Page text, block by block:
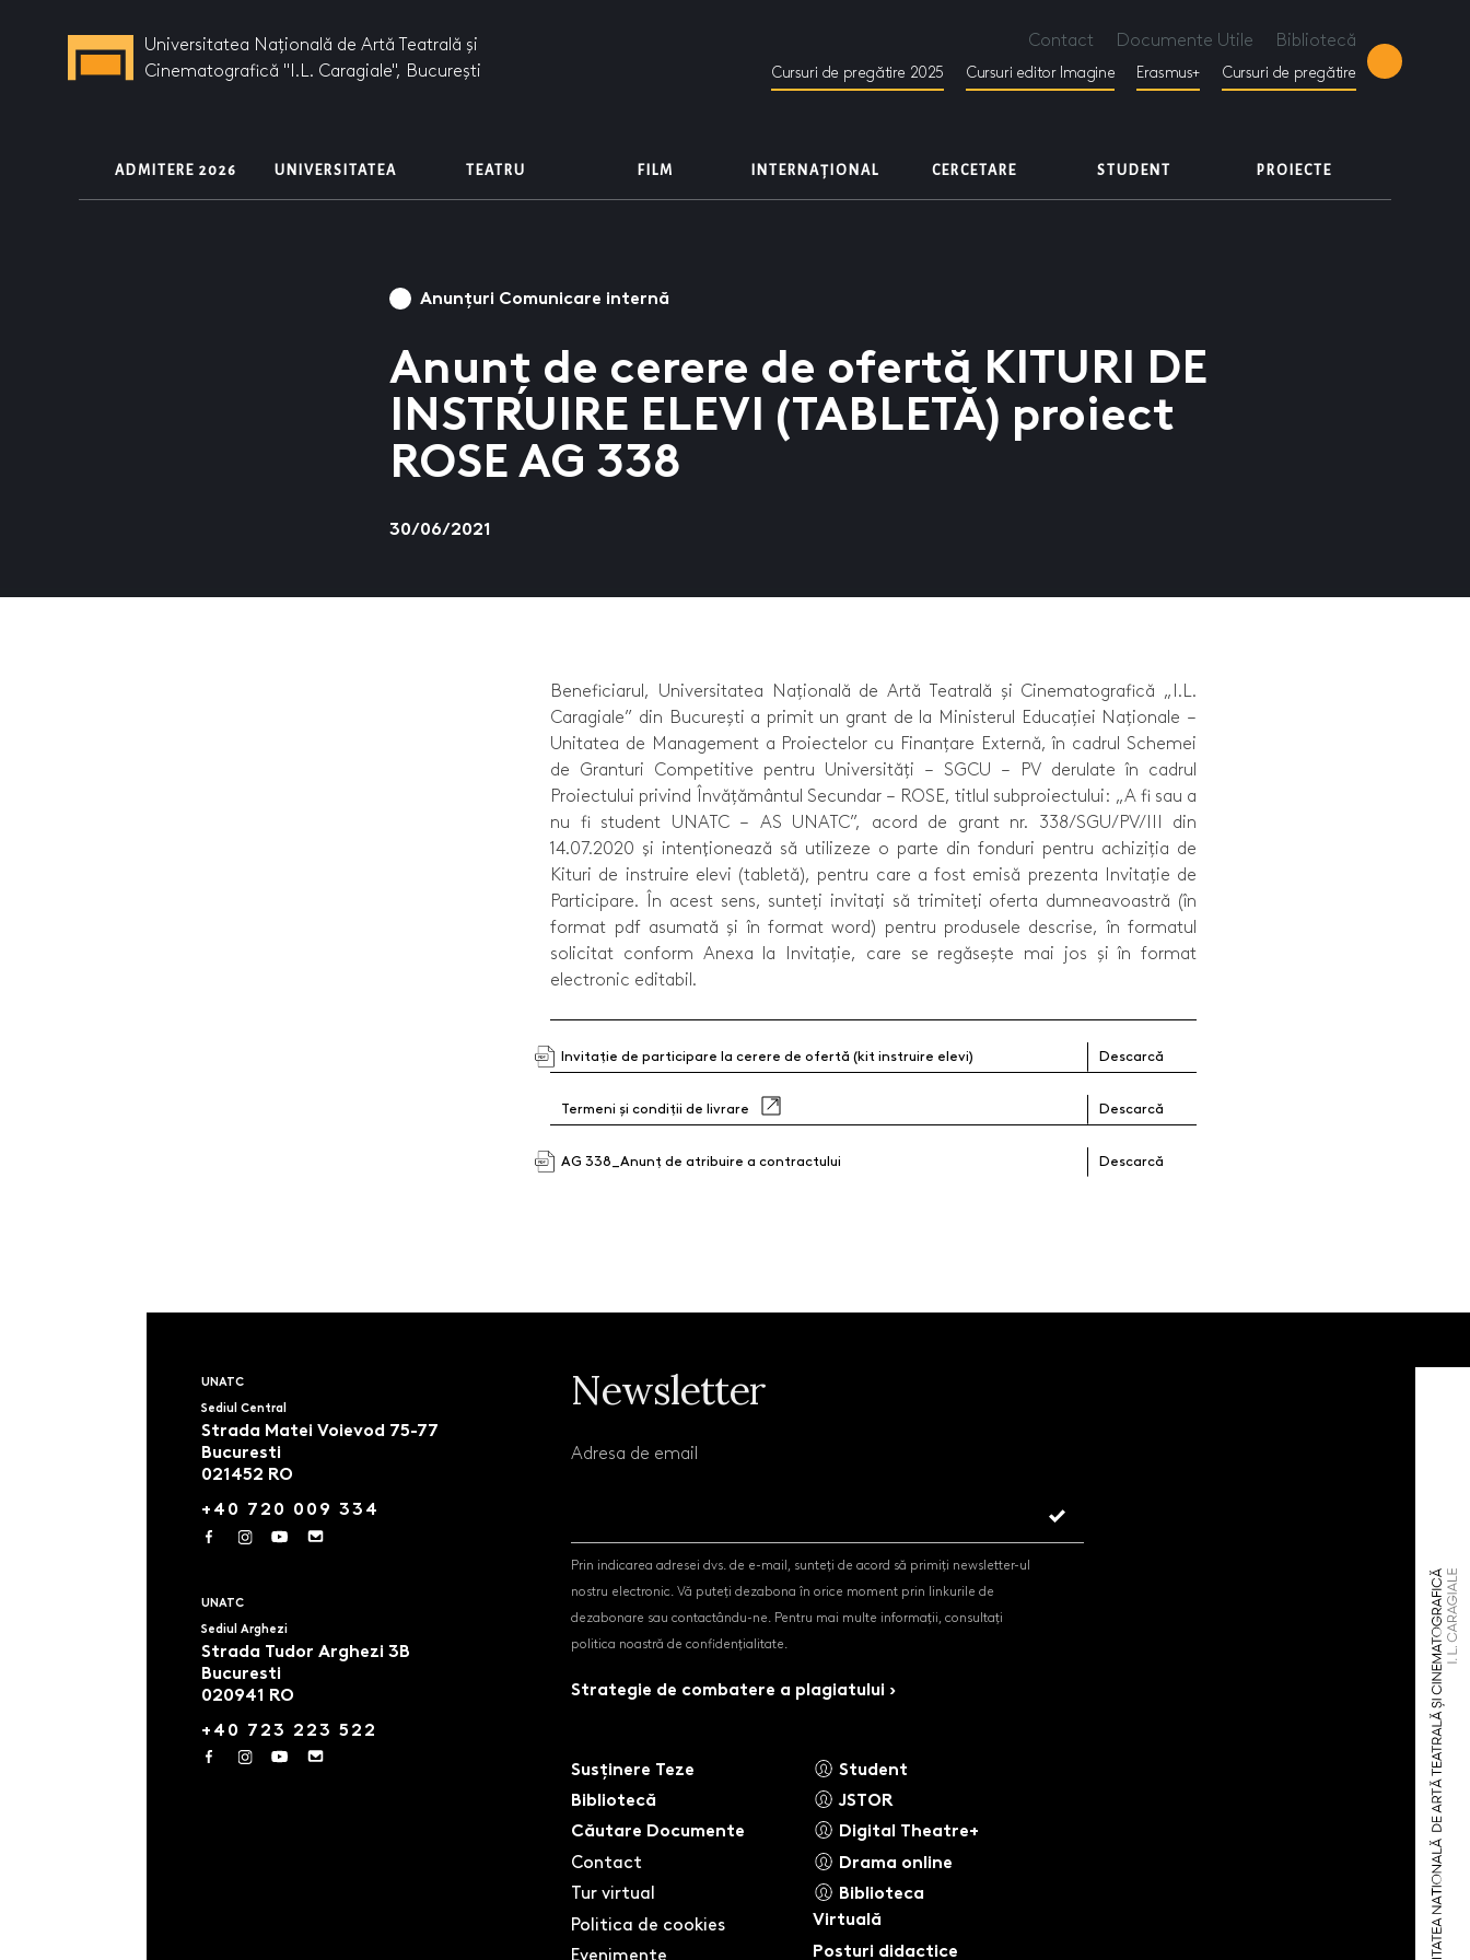
Universitatea Națională de Artă Teatrală și
Cinematografică "I.L. Caragiale", București
Contact Documente Utile Bibliotecă
Cursuri de pregătire 2025 Cursuri editor Imagine Erasmus+ Cursuri de pregătire
ADMITERE 2026 UNIVERSITATEA TEATRU FILM INTERNAȚIONAL CERCETARE STUDENT PROIECTE
Anunțuri Comunicare internă
Anunț de cerere de ofertă KITURI DE
INSTRUIRE ELEVI (TABLETĂ) proiect
ROSE AG 338
30/06/2021
Beneficiarul, Universitatea Națională de Artă Teatrală și Cinematografică „I.L.
Caragiale” din București a primit un grant de la Ministerul Educației Naționale –
Unitatea de Management a Proiectelor cu Finanțare Externă, în cadrul Schemei
de Granturi Competitive pentru Universități – SGCU – PV derulate în cadrul
Proiectului privind Învățământul Secundar – ROSE, titlul subproiectului: „A fi sau a
nu fi student UNATC – AS UNATC”, acord de grant nr. 338/SGU/PV/III din
14.07.2020 şi intenţionează să utilizeze o parte din fonduri pentru achiziția de
Kituri de instruire elevi (tabletă), pentru care a fost emisă prezenta Invitație de
Participare. În acest sens, sunteți invitaţi să trimiteţi oferta dumneavoastră (în
format pdf asumată și în format word) pentru produsele descrise, în formatul
solicitat conform Anexa la Invitație, care se regăsește mai jos și în format
electronic editabil.
Invitație de participare la cerere de ofertă (kit instruire elevi) Descarcă
Termeni și condiții de livrare Descarcă
AG 338_Anunț de atribuire a contractului Descarcă
UNATC
Sediul Central
Strada Matei Voievod 75-77
Bucuresti
021452 RO
+40 720 009 334
UNATC
Sediul Arghezi
Strada Tudor Arghezi 3B
Bucuresti
020941 RO
+40 723 223 522
Newsletter
Adresa de email
Prin indicarea adresei dvs. de e-mail, sunteți de acord să primiți newsletter-ul
nostru electronic. Vă puteți dezabona în orice moment prin linkurile de
dezabonare sau contactându-ne. Pentru mai multe informații, consultați
politica noastră de confidențialitate.
Strategie de combatere a plagiatului ›
Susținere Teze
Bibliotecă
Căutare Documente
Contact
Tur virtual
Politica de cookies
Evenimente
Student
JSTOR
Digital Theatre+
Drama online
Biblioteca
Virtuală
Posturi didactice